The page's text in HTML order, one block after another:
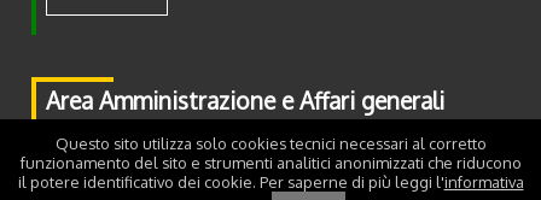
Area Amministrazione e Affari generali
Piazza Fiera, 2 - 38122 Trento
Contatti
Questo sito utilizza solo cookies tecnici necessari al corretto
funzionamento del sito e strumenti analitici anonimizzati che riducono
il potere identificativo dei cookie. Per saperne di più leggi l'informativa